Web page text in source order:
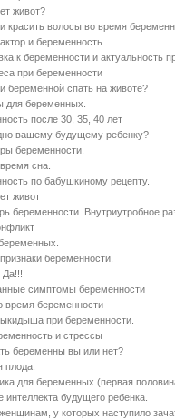
живот?
красить волосы во время
и беременность.
к беременности и актуальность
при беременности
беременной спать на животе?
для беременных.
после 30, 35, 40 лет
вашему будущему ребенку?
беременности.
сна.
по бабушкиному рецепту.
живот
беременности. Внутриутробное
беременности.
Да!!!
симптомы беременности
время беременности
при беременности.
и стрессы
беременны вы или нет?
плода.
для беременных (первая
интеллекта будущего ребенка.
у которых наступило